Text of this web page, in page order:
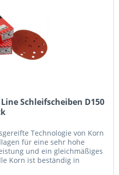
Schleifscheiben D150
Technologie von Korn
für eine sehr hohe
und ein gleichmäßiges
Korn ist beständig in